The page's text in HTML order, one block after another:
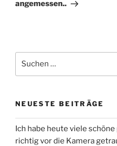
angemessen..
nach:
NEUESTE BEITRÄGE
Ich habe heute viele
richtig vor die Kamera